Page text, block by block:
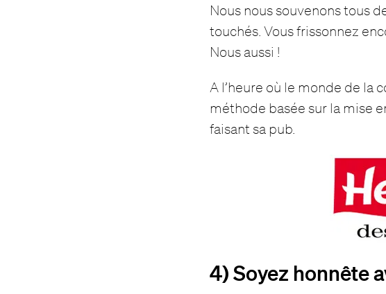
Nous nous souvenons tous
touchés. Vous frissonnez
Nous aussi !
A l’heure où le monde de la
méthode basée sur la mise
faisant sa pub.
4) Soyez honnête